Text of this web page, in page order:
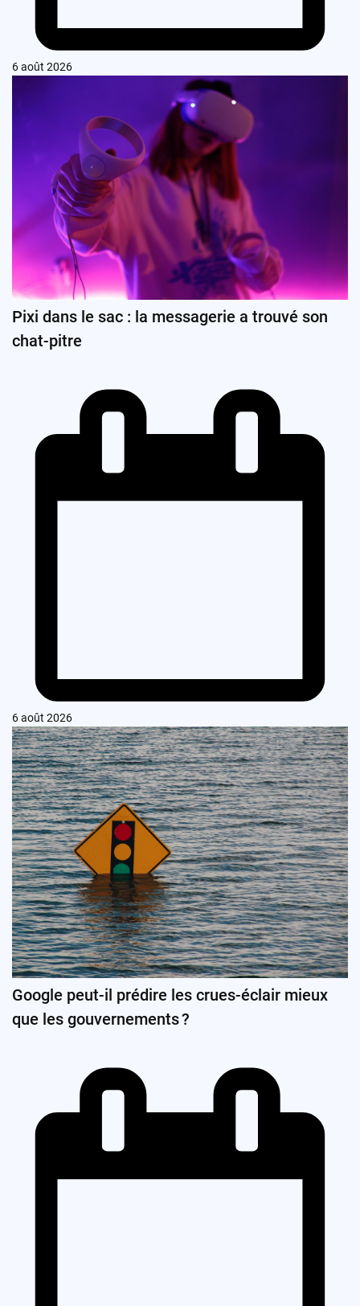
6 août 2026
Pixi dans le sac : la messagerie a trouvé son
chat-pitre
6 août 2026
Google peut-il prédire les crues-éclair mieux
que les gouvernements ?